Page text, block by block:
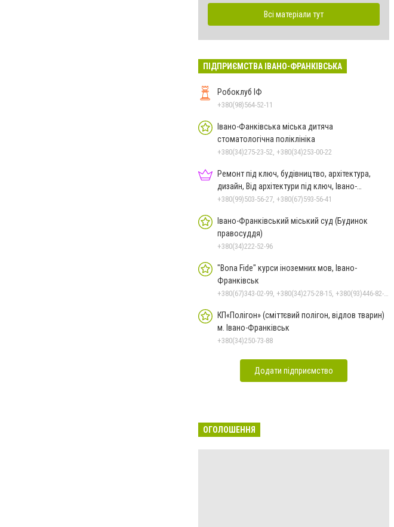
Всі матеріали тут
ПІДПРИЄМСТВА ІВАНО-ФРАНКІВСЬКА
Робоклуб ІФ
+380(98)564-52-11
Івано-Фанківська міська дитяча
стоматологічна поліклініка
+380(34)275-23-52, +380(34)253-00-22
Ремонт під ключ, будівництво, архітектура,
дизайн, Від архітектури під ключ, Івано-
Франківськ
+380(99)503-56-27, +380(67)593-56-41
Івано-Франківський міський суд (Будинок
правосуддя)
+380(34)222-52-96
"Bona Fide" курси іноземних мов, Івано-
Франківськ
КП«Полігон» (сміттєвий полігон, відлов тварин)
м. Івано-Франківськ
+380(34)250-73-88
Додати підприємство
ОГОЛОШЕННЯ